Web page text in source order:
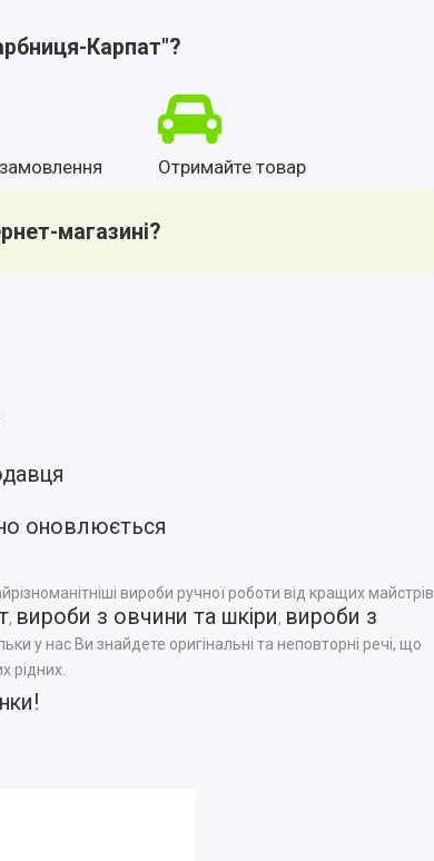
Карпат"?
Отримайте товар
магазині?
оновлюється
вироби ручної роботи від кращих майстрів
, вироби з овчини та шкіри, вироби з
у нас Ви знайдете оригінальні та неповторні речі, що
рідних.
!